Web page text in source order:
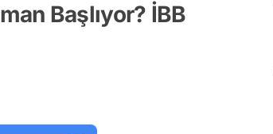
Başlıyor? İBB